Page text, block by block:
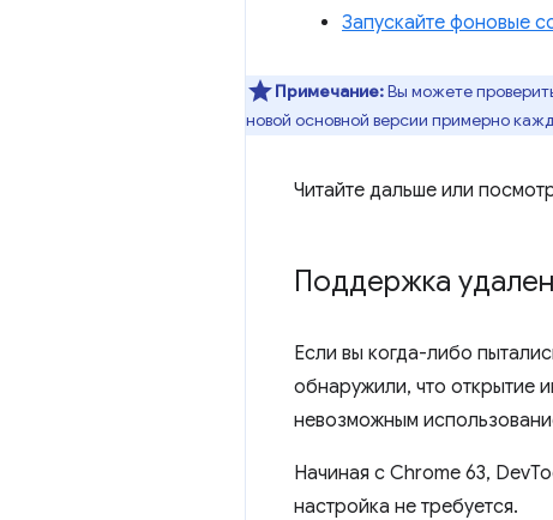
Запускайте фоновые
Примечание:Вы можете
новой основной версии примерно
Читайте дальше или
Поддержка
Если вы когда-либо
обнаружили, что открытие
невозможным
Начиная с Chrome 63,
настройка не требуется.